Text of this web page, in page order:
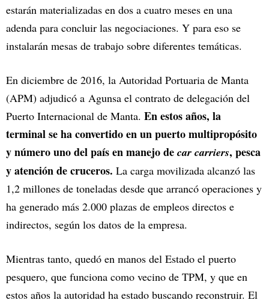
estarán materializadas en dos a cuatro meses en una
adenda para concluir las negociaciones. Y para eso se
instalarán mesas de trabajo sobre diferentes temáticas.
En diciembre de 2016, la Autoridad Portuaria de Manta
(APM) adjudicó a Agunsa el contrato de delegación del
Puerto Internacional de Manta. En estos años, la
terminal se ha convertido en un puerto multipropósito
y número uno del país en manejo de car carriers, pesca
y atención de cruceros. La carga movilizada alcanzó las
1,2 millones de toneladas desde que arrancó operaciones y
ha generado más 2.000 plazas de empleos directos e
indirectos, según los datos de la empresa.
Mientras tanto, quedó en manos del Estado el puerto
pesquero, que funciona como vecino de TPM, y que en
estos años la autoridad ha estado buscando reconstruir. El